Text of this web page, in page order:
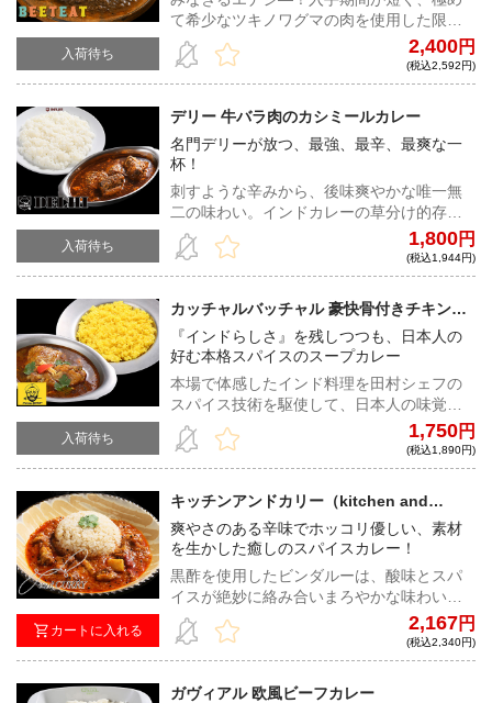
入荷待ち
て希少なツキノワグマの肉を使用した限定
の「ツキノワグマのキーマカレー」！絶妙
なスパイスアレンジでジビエの概念を覆す
ビートイートワールドを是非ご自宅で！
2,400円
(税込2,592円)
入荷待ち
デリー 牛バラ肉のカシミールカレー
名門デリーが放つ、最強、最辛、最爽な一
杯！
刺すような辛みから、後味爽やかな唯一無
二の味わい。インドカレーの草分け的存在
として、カレー業界でも大きな影響力を持
つデリー。有名コンビニ店とのコラボなど
も実施され、知名度も抜群だ。
1,800円
(税込1,944円)
入荷待ち
カッチャルバッチャル 豪快骨付きチキンの
スパイスカレー
『インドらしさ』を残しつつも、日本人の
好む本格スパイスのスープカレー
本場で体感したインド料理を田村シェフの
スパイス技術を駆使して、日本人の味覚に
合うように作られたインドカレーの進化
系。シンプルながらも奥深い味わいのスパ
イスカレーは一度食べたらやみつきに。
1,750円
(税込1,890円)
カートに入れる
キッチンアンドカリー（kitchen and
CURRY） 黒酢のポークビンダルー
爽やさのある辛味でホッコリ優しい、素材
を生かした癒しのスパイスカレー！
黒酢を使用したビンダルーは、酸味とスパ
イスが絶妙に絡み合いまろやかな味わい。
青森県産『まっしぐら』を使用した玄米と
白米のブレンド米との相性も良く、食材へ
のこだわりが感じられる一皿！
2,167円
(税込2,340円)
ガヴィアル 欧風ビーフカレー